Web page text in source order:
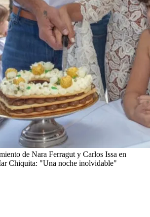
de Nara Ferragut y Carlos Issa en
Chiquita: "Una noche inolvidable"